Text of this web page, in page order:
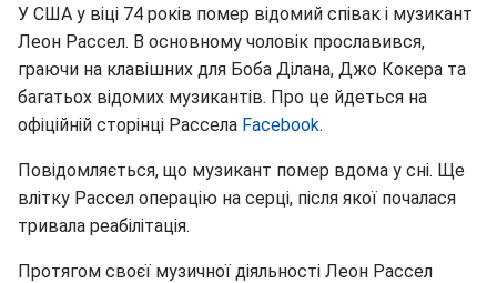
У США у віці 74 років помер відомий співак і музикант
Леон Рассел. В основному чоловік прославився,
граючи на клавішних для Боба Ділана, Джо Кокера та
багатьох відомих музикантів. Про це йдеться на
офіційній сторінці Рассела Facebook.
Повідомляється, що музикант помер вдома у сні. Ще
влітку Рассел операцію на серці, після якої почалася
тривала реабілітація.
Протягом своєї музичної діяльності Леон Рассел